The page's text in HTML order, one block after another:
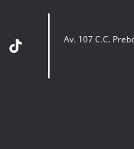
Av. 107 C.C.